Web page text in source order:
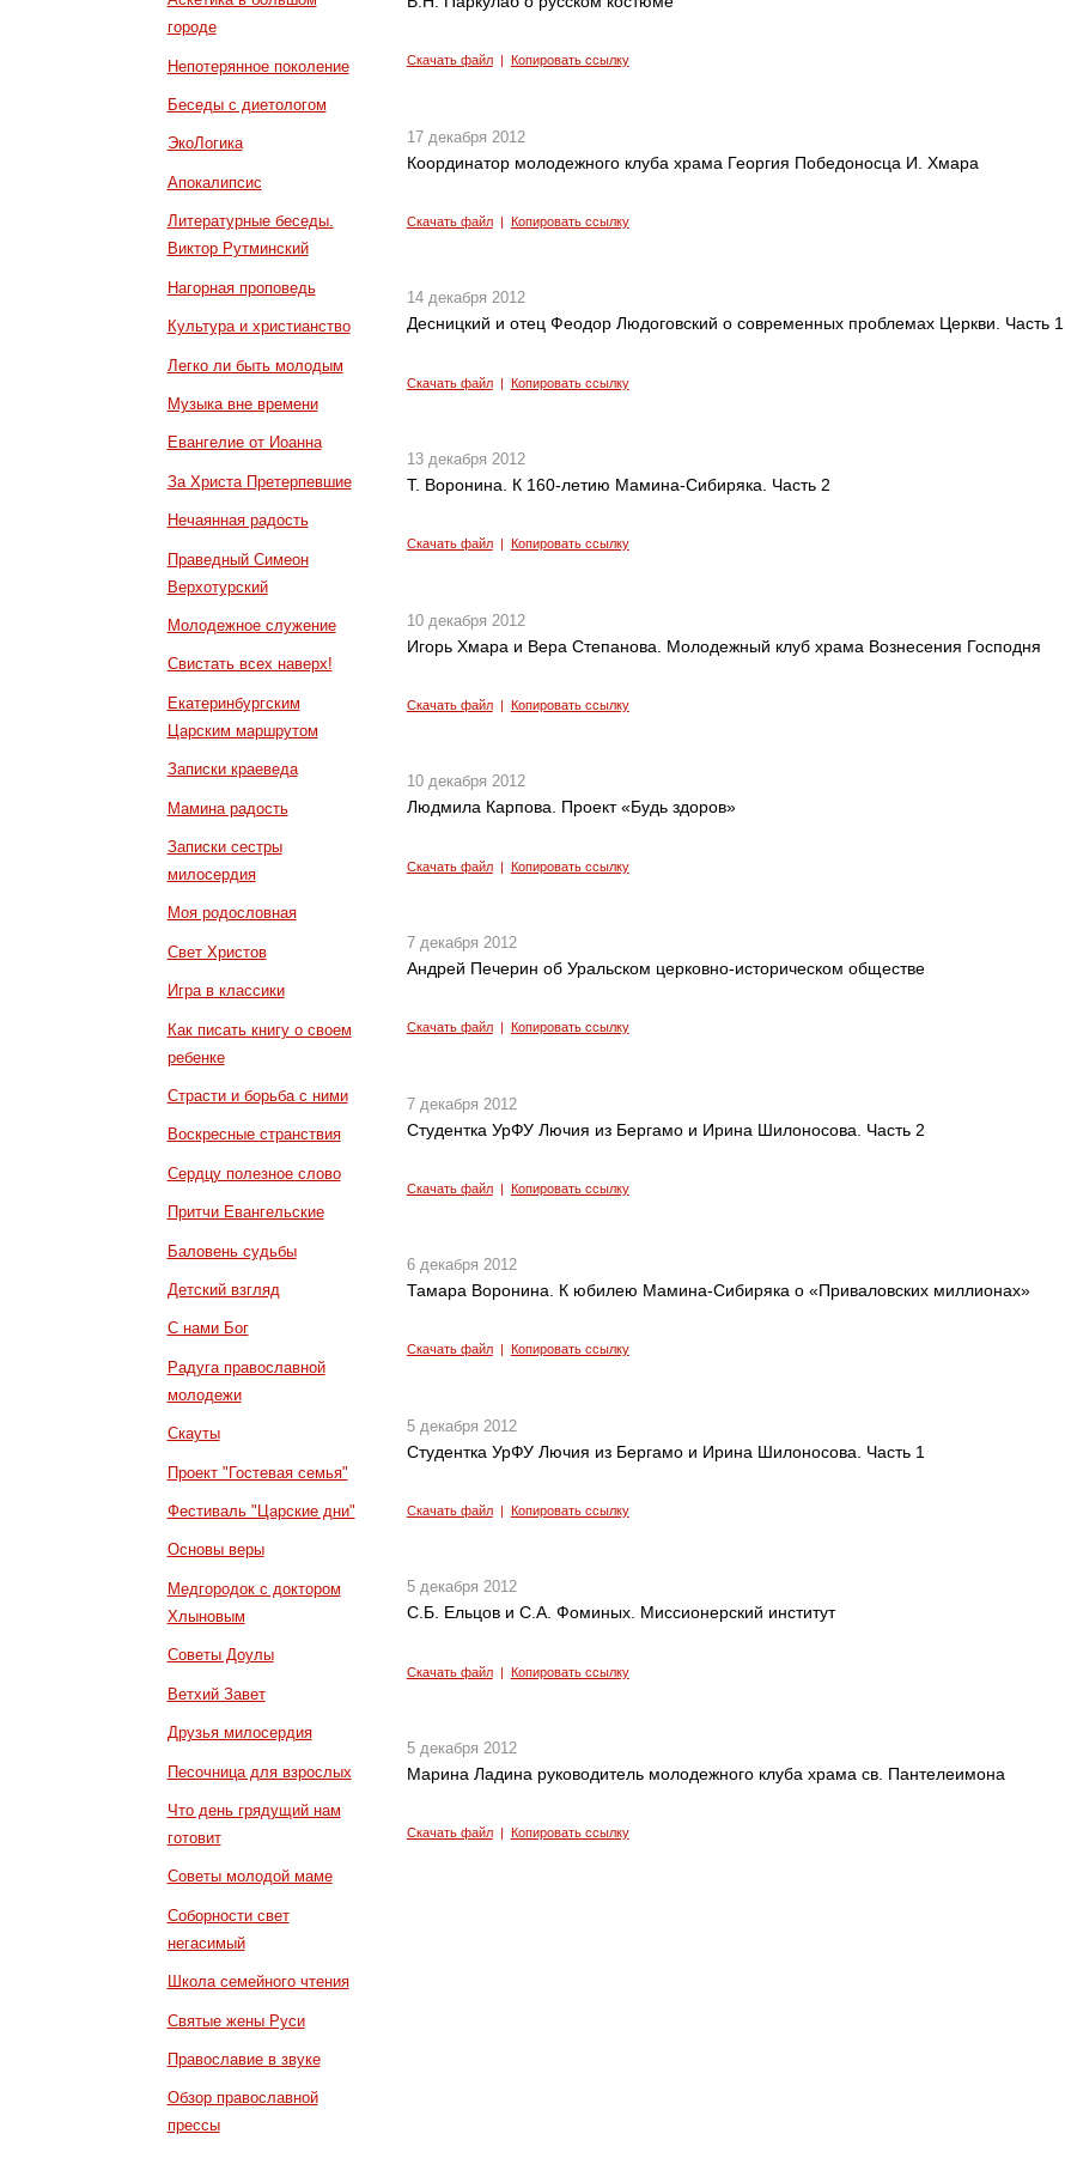
городе
Непотерянное поколение
Беседы с диетологом
ЭкоЛогика
Апокалипсис
Литературные беседы.
Виктор Рутминский
Нагорная проповедь
Культура и христианство
Легко ли быть молодым
Музыка вне времени
Евангелие от Иоанна
За Христа Претерпевшие
Нечаянная радость
Праведный Симеон
Верхотурский
Молодежное служение
Свистать всех наверх!
Екатеринбургским
Царским маршрутом
Записки краеведа
Мамина радость
Записки сестры
милосердия
Моя родословная
Свет Христов
Игра в классики
Как писать книгу о своем
ребенке
Страсти и борьба с ними
Воскресные странствия
Сердцу полезное слово
Притчи Евангельские
Баловень судьбы
Детский взгляд
С нами Бог
Радуга православной
молодежи
Скауты
Проект "Гостевая семья"
Фестиваль "Царские дни"
Основы веры
Медгородок с доктором
Хлыновым
Советы Доулы
Ветхий Завет
Друзья милосердия
Песочница для взрослых
Что день грядущий нам
готовит
Советы молодой маме
Соборности свет
негасимый
Школа семейного чтения
Святые жены Руси
Православие в звуке
Обзор православной
прессы
Скачать файл| Копировать ссылку
17 декабря 2012
Координатор молодежного клуба храма Георгия Победоносца И. Хмара
Скачать файл| Копировать ссылку
14 декабря 2012
Десницкий и отец Феодор Людоговский о современных проблемах Церкви. Часть 1
Скачать файл| Копировать ссылку
13 декабря 2012
Т. Воронина. К 160-летию Мамина-Сибиряка. Часть 2
Скачать файл| Копировать ссылку
10 декабря 2012
Игорь Хмара и Вера Степанова. Молодежный клуб храма Вознесения Господня
Скачать файл| Копировать ссылку
10 декабря 2012
Людмила Карпова. Проект «Будь здоров»
Скачать файл| Копировать ссылку
7 декабря 2012
Андрей Печерин об Уральском церковно-историческом обществе
Скачать файл| Копировать ссылку
7 декабря 2012
Студентка УрФУ Лючия из Бергамо и Ирина Шилоносова. Часть 2
Скачать файл| Копировать ссылку
6 декабря 2012
Тамара Воронина. К юбилею Мамина-Сибиряка о «Приваловских миллионах»
Скачать файл| Копировать ссылку
5 декабря 2012
Студентка УрФУ Лючия из Бергамо и Ирина Шилоносова. Часть 1
Скачать файл| Копировать ссылку
5 декабря 2012
С.Б. Ельцов и С.А. Фоминых. Миссионерский институт
Скачать файл| Копировать ссылку
5 декабря 2012
Марина Ладина руководитель молодежного клуба храма св. Пантелеимона
Скачать файл| Копировать ссылку